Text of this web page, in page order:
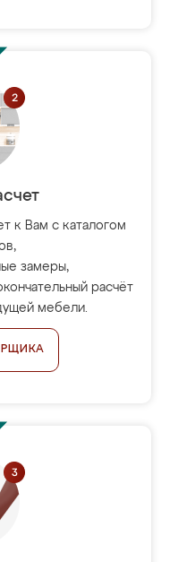
к Вам с каталогом
замеры,
расчёт
мебели.